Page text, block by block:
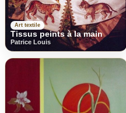
Art textile
Tissus peints à la main
Patrice Louis